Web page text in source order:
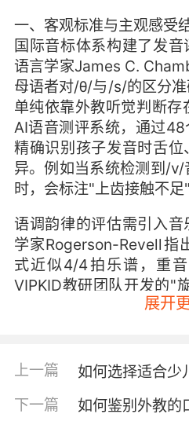
一、客观标准与主观感受
国际音标体系构建了发
语言学家James C.
母语者对/θ/与/s/的区分
单纯依靠外教听觉判断存
AI语音测评系统，通过
精确识别孩子发音时舌
异。例如当系统检测到/
时，会标注"上齿接触不足
语调韵律的评估需引入
学家Rogerson-Revell指
式近似4/4拍乐谱，重
VIPKID教研团队开发的"
波可视化将语句转化为
秒，系统会自动标记为改
二、技术工具辅助评估
展开
上一篇 如何选择适合少
下一篇 如何鉴别外教的